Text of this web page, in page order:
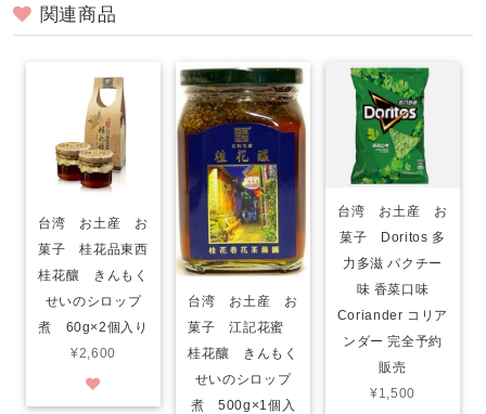
関連商品
台湾 お土産 お
菓子 桂花品東西
桂花釀 きんもく
せいのシロップ
煮 60g×2個入り
¥2,600
台湾 お土産 お
菓子 江記花蜜
桂花釀 きんもく
せいのシロップ
煮 500g×1個入
台湾 お土産 お
菓子 Doritos 多
力多滋 パクチー
味 香菜口味
Coriander コリア
ンダー 完全予約
販売
¥1,500